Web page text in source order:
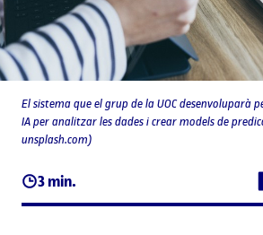
3 min.
El sistema que el grup de la UOC desenvoluparà
IA per analitzar les dades i crear models de
unsplash.com)